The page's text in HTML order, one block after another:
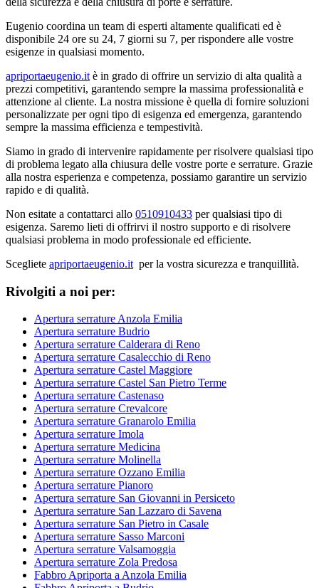
Eugenio coordina un team di esperti altamente qualificati ed è
disponibile 24 ore su 24, 7 giorni su 7, per rispondere alle vostre
esigenze in qualsiasi momento.
apriportaeugenio.it è in grado di offrire un servizio di alta qualità a
prezzi competitivi, garantendo sempre la massima professionalità e
attenzione al cliente. La nostra missione è quella di fornire soluzioni
personalizzate per ogni tipo di esigenza ed emergenza, garantendo
sempre la massima efficienza e tempestività.
Siamo in grado di intervenire rapidamente per risolvere qualsiasi tipo
di problema legato alla chiusura delle vostre porte e serrature. Grazie
alla nostra esperienza e competenza, possiamo garantire un servizio
rapido e di qualità.
Non esitate a contattarci allo 0510910433 per qualsiasi tipo di
esigenza. Saremo lieti di offrirvi il nostro supporto e di risolvere
qualsiasi problema in modo professionale ed efficiente.
Scegliete apriportaeugenio.it per la vostra sicurezza e tranquillità.
Rivolgiti a noi per:
Apertura serrature Anzola Emilia
Apertura serrature Budrio
Apertura serrature Calderara di Reno
Apertura serrature Casalecchio di Reno
Apertura serrature Castel Maggiore
Apertura serrature Castel San Pietro Terme
Apertura serrature Castenaso
Apertura serrature Crevalcore
Apertura serrature Granarolo Emilia
Apertura serrature Imola
Apertura serrature Medicina
Apertura serrature Molinella
Apertura serrature Ozzano Emilia
Apertura serrature Pianoro
Apertura serrature San Giovanni in Persiceto
Apertura serrature San Lazzaro di Savena
Apertura serrature San Pietro in Casale
Apertura serrature Sasso Marconi
Apertura serrature Valsamoggia
Apertura serrature Zola Predosa
Fabbro Apriporta a Anzola Emilia